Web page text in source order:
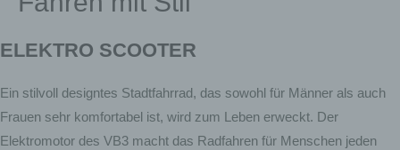
ELEKTRO SCOOTER
Ein stilvoll designtes Stadtfahrrad, das sowohl für Männer als auch
Frauen sehr komfortabel ist, wird zum Leben erweckt. Der
Elektromotor des VB3 macht das Radfahren für Menschen jeden